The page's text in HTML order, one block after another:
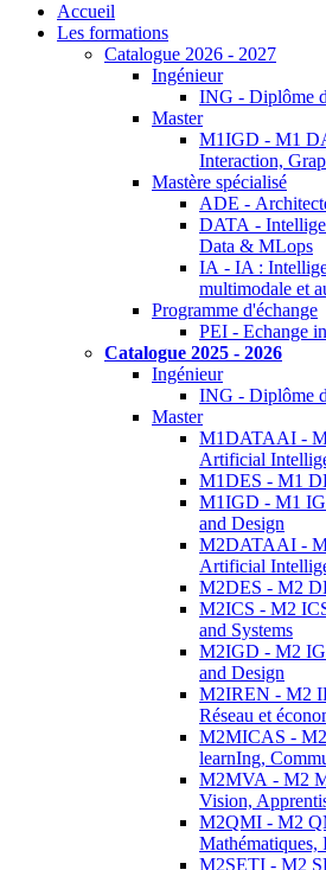
Accueil
Les formations
Catalogue 2026 - 2027
Ingénieur
ING - Diplôme
Master
M1IGD - M1
Interaction,
Mastère spécialisé
ADE -
DATA -
Data & MLops
IA - IA :
multimodale et
Programme d'échange
PEI - Echange
Catalogue 2025 - 2026
Ingénieur
ING - Diplôme
Master
M1DATAAI -
Artificial
M1DES - M1
M1IGD - M1
and Design
M2DATAAI -
Artificial
M2DES - M2
M2ICS - M2
and Systems
M2IGD - M2
and Design
M2IREN - M2
Réseau et
M2MICAS -
learnIng,
M2MVA - M2
Vision,
M2QMI - M2
Mathématiques,
M2SETI - M2